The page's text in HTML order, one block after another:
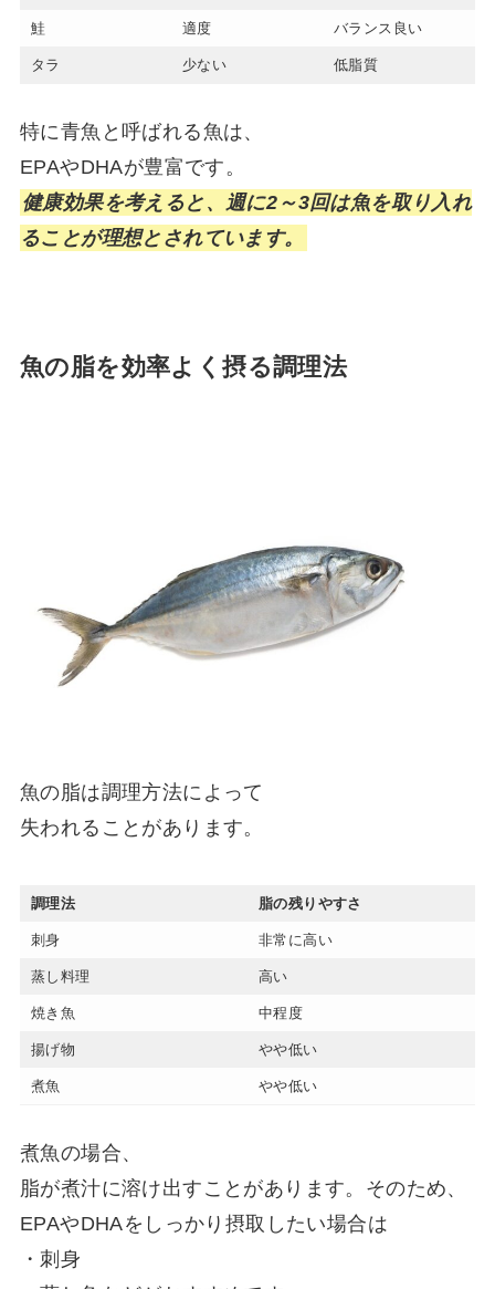
鮭 適度 バランス良い
タラ 少ない 低脂質
特に青魚と呼ばれる魚は、
EPAやDHAが豊富です。
健康効果を考えると、週に2～3回は魚を取り入れ
ることが理想とされています。
魚の脂を効率よく摂る調理法
魚の脂は調理方法によって
失われることがあります。
調理法 脂の残りやすさ
刺身 非常に高い
蒸し料理 高い
焼き魚 中程度
揚げ物 やや低い
煮魚 やや低い
煮魚の場合、
脂が煮汁に溶け出すことがあります。そのため、
EPAやDHAをしっかり摂取したい場合は
・刺身